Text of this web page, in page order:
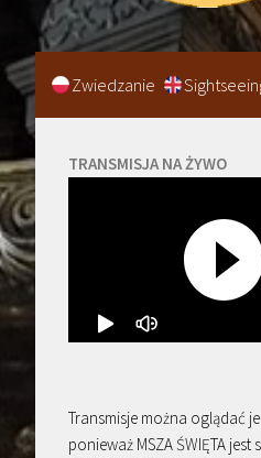
Zwiedzanie
TRANSMISJA NA ŻYWO
Transmisje można oglądać
ponieważ MSZA ŚWIĘTA